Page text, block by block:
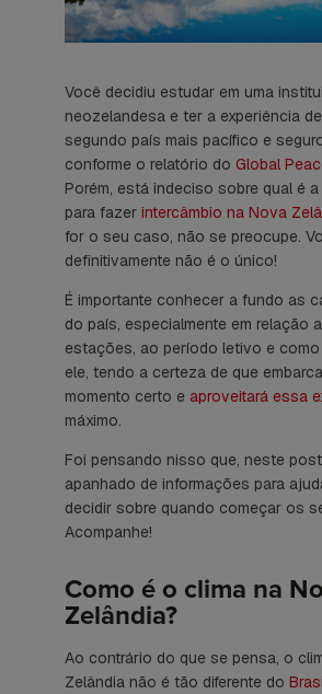
Você decidiu estudar em uma
neozelandesa e ter a experiência
segundo país mais pacífico e
conforme o relatório do Global
Porém, está indeciso sobre qual é
para fazer intercâmbio na Nova
for o seu caso, não se preocupe.
definitivamente não é o único!
É importante conhecer a fundo as
do país, especialmente em relação
estações, ao período letivo e
ele, tendo a certeza de que
momento certo e aproveitará essa
máximo.
Foi pensando nisso que, neste
apanhado de informações para
decidir sobre quando começar os
Acompanhe!
Como é o clima na
Zelândia?
Ao contrário do que se pensa, o
Zelândia não é tão diferente do